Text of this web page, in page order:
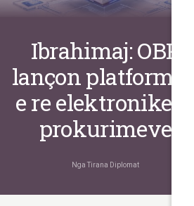
Ibrahimaj: OBP
lançon platformën
e re elektronike të
prokurimeve
Nga Tirana Diplomat